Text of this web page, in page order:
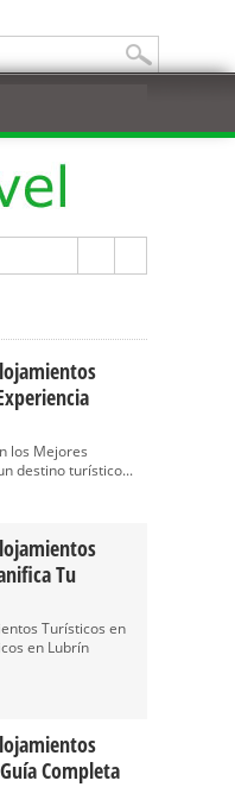
los Mejores
destino turístico...
Tu
Turísticos en
en Lubrín
Completa